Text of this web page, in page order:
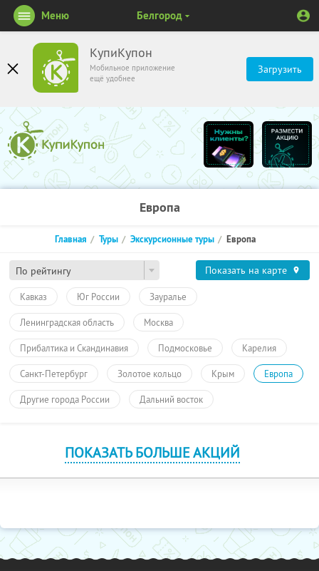
КупиКупон
Мобильное приложение
ещё удобнее
Загрузить
Меню Белгород
Европа
По рейтингу
Главная Туры Экскурсионные туры Европа
Показать на карте
Кавказ Юг России Зауралье
Ленинградская область Москва
Прибалтика и Скандинавия Подмосковье Карелия
Санкт-Петербург Золотое кольцо Крым Европа
Другие города России Дальний восток
ПОКАЗАТЬ БОЛЬШЕ АКЦИЙ